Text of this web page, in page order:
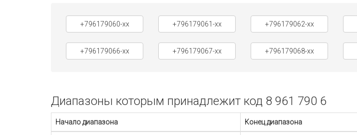
+796179060-xx +796179061-xx +796179062-xx
+796179066-xx +796179067-xx +796179068-xx
Диапазоны которым принадлежит код 8 961 790 6
Начало диапазона Конец диапазона